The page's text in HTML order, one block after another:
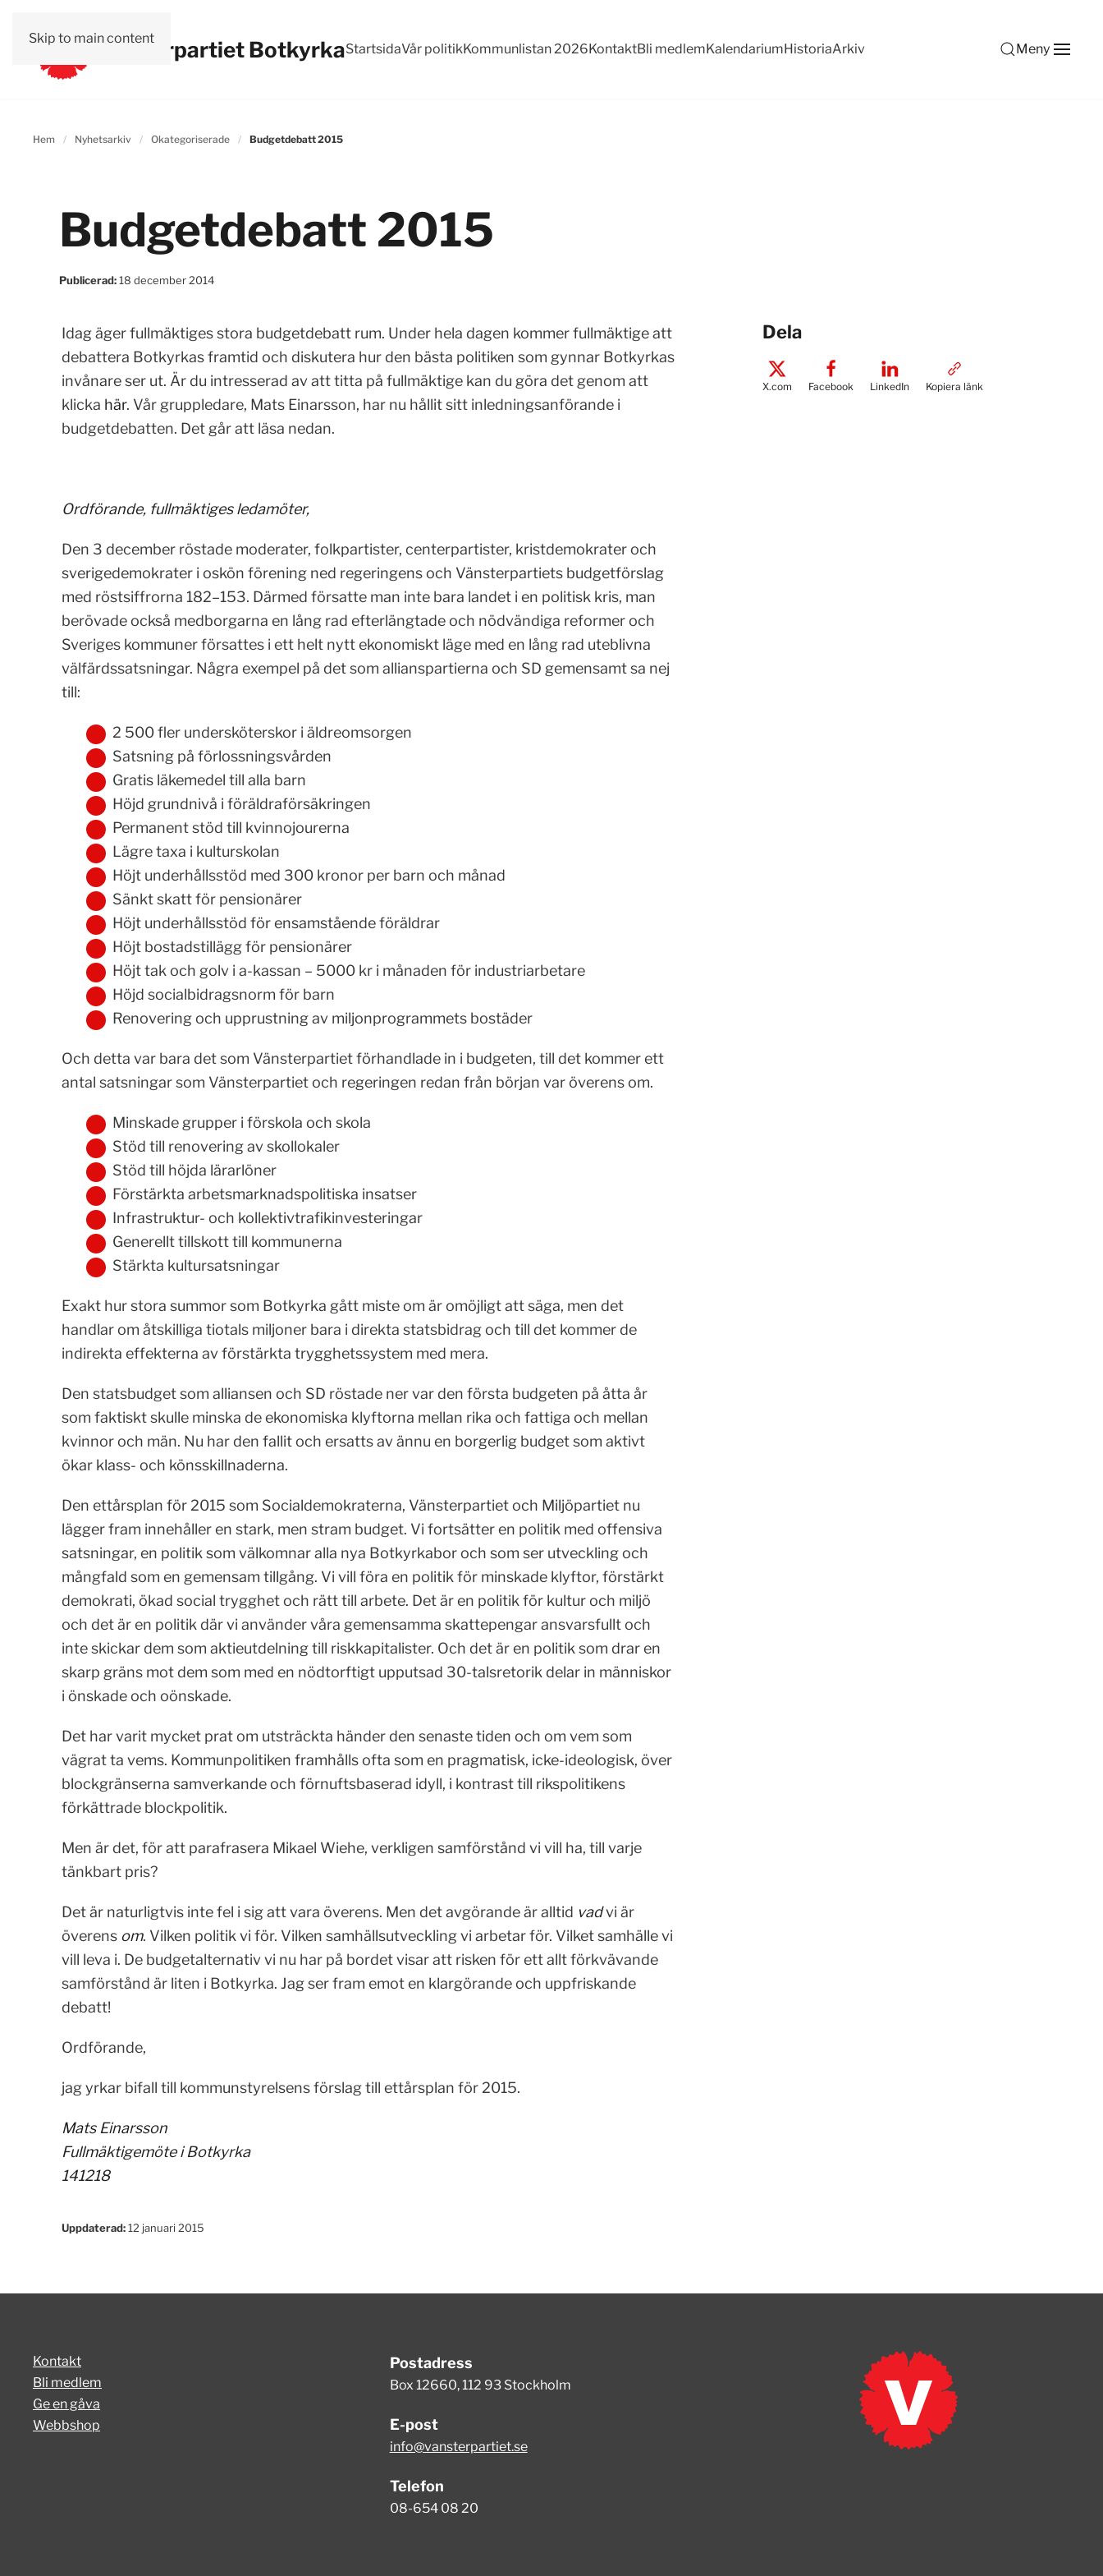
Skip to main contentVänsterpartiet BotkyrkaStartsidaVår politikKommunlistan 2026KontaktBli medlemKalendariumHistoriaArkiv Meny
Hem Nyhetsarkiv Okategoriserade Budgetdebatt 2015
Budgetdebatt 2015
Publicerad:18 december 2014
Idag äger fullmäktiges stora budgetdebatt rum. Under hela dagen kommer fullmäktige att
debattera Botkyrkas framtid och diskutera hur den bästa politiken som gynnar Botkyrkas
invånare ser ut. Är du intresserad av att titta på fullmäktige kan du göra det genom att
klicka här. Vår gruppledare, Mats Einarsson, har nu hållit sitt inledningsanförande i
budgetdebatten. Det går att läsa nedan.
Ordförande, fullmäktiges ledamöter,
Den 3 december röstade moderater, folkpartister, centerpartister, kristdemokrater och
sverigedemokrater i oskön förening ned regeringens och Vänsterpartiets budgetförslag
med röstsiffrorna 182–153. Därmed försatte man inte bara landet i en politisk kris, man
berövade också medborgarna en lång rad efterlängtade och nödvändiga reformer och
Sveriges kommuner försattes i ett helt nytt ekonomiskt läge med en lång rad uteblivna
välfärdssatsningar. Några exempel på det som allianspartierna och SD gemensamt sa nej
till:
2 500 fler undersköterskor i äldreomsorgen
Satsning på förlossningsvården
Gratis läkemedel till alla barn
Höjd grundnivå i föräldraförsäkringen
Permanent stöd till kvinnojourerna
Lägre taxa i kulturskolan
Höjt underhållsstöd med 300 kronor per barn och månad
Sänkt skatt för pensionärer
Höjt underhållsstöd för ensamstående föräldrar
Höjt bostadstillägg för pensionärer
Höjt tak och golv i a-kassan – 5000 kr i månaden för industriarbetare
Höjd socialbidragsnorm för barn
Renovering och upprustning av miljonprogrammets bostäder
Och detta var bara det som Vänsterpartiet förhandlade in i budgeten, till det kommer ett
antal satsningar som Vänsterpartiet och regeringen redan från början var överens om.
Minskade grupper i förskola och skola
Stöd till renovering av skollokaler
Stöd till höjda lärarlöner
Förstärkta arbetsmarknadspolitiska insatser
Infrastruktur- och kollektivtrafikinvesteringar
Generellt tillskott till kommunerna
Stärkta kultursatsningar
Exakt hur stora summor som Botkyrka gått miste om är omöjligt att säga, men det
handlar om åtskilliga tiotals miljoner bara i direkta statsbidrag och till det kommer de
indirekta effekterna av förstärkta trygghetssystem med mera.
Den statsbudget som alliansen och SD röstade ner var den första budgeten på åtta år
som faktiskt skulle minska de ekonomiska klyftorna mellan rika och fattiga och mellan
kvinnor och män. Nu har den fallit och ersatts av ännu en borgerlig budget som aktivt
ökar klass- och könsskillnaderna.
Den ettårsplan för 2015 som Socialdemokraterna, Vänsterpartiet och Miljöpartiet nu
lägger fram innehåller en stark, men stram budget. Vi fortsätter en politik med offensiva
satsningar, en politik som välkomnar alla nya Botkyrkabor och som ser utveckling och
mångfald som en gemensam tillgång. Vi vill föra en politik för minskade klyftor, förstärkt
demokrati, ökad social trygghet och rätt till arbete. Det är en politik för kultur och miljö
och det är en politik där vi använder våra gemensamma skattepengar ansvarsfullt och
inte skickar dem som aktieutdelning till riskkapitalister. Och det är en politik som drar en
skarp gräns mot dem som med en nödtorftigt upputsad 30-talsretorik delar in människor
i önskade och oönskade.
Det har varit mycket prat om utsträckta händer den senaste tiden och om vem som
vägrat ta vems. Kommunpolitiken framhålls ofta som en pragmatisk, icke-ideologisk, över
blockgränserna samverkande och förnuftsbaserad idyll, i kontrast till rikspolitikens
förkättrade blockpolitik.
Men är det, för att parafrasera Mikael Wiehe, verkligen samförstånd vi vill ha, till varje
tänkbart pris?
Det är naturligtvis inte fel i sig att vara överens. Men det avgörande är alltid vadvi är
överens om. Vilken politik vi för. Vilken samhällsutveckling vi arbetar för. Vilket samhälle vi
vill leva i. De budgetalternativ vi nu har på bordet visar att risken för ett allt förkvävande
samförstånd är liten i Botkyrka. Jag ser fram emot en klargörande och uppfriskande
debatt!
Ordförande,
jag yrkar bifall till kommunstyrelsens förslag till ettårsplan för 2015.
Mats Einarsson
Fullmäktigemöte i Botkyrka
141218
Uppdaterad:12 januari 2015
Dela
X.com Facebook LinkedIn Kopiera länk
Kontakt
Bli medlem
Ge en gåva
Webbshop
Postadress
Box 12660, 112 93 Stockholm
E-post
info@vansterpartiet.se
Telefon
08-654 08 20